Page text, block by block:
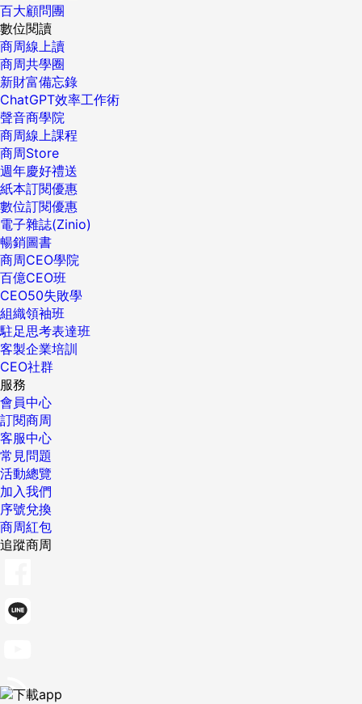
百大顧問團
數位閱讀
商周線上讀
商周共學圈
新財富備忘錄
ChatGPT效率工作術
聲音商學院
商周線上課程
商周Store
週年慶好禮送
紙本訂閱優惠
數位訂閱優惠
電子雜誌(Zinio)
暢銷圖書
商周CEO學院
百億CEO班
CEO50失敗學
組織領袖班
駐足思考表達班
客製企業培訓
CEO社群
服務
會員中心
訂閱商周
客服中心
常見問題
活動總覽
加入我們
序號兌換
商周紅包
追蹤商周